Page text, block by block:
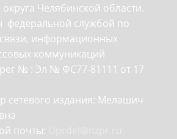
Челябинской области.
федеральной службой по
информационных
коммуникаций
№ : Эл № ФС77-81111 от 17
сетевого издания: Мелашич
почты: